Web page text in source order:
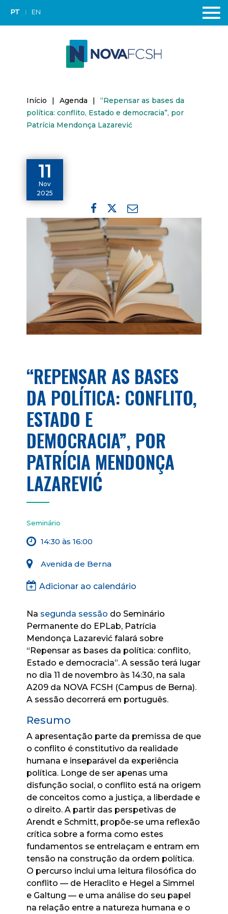
PT EN
Início | Agenda |
“Repensar as bases da
política: conflito, Estado e democracia”, por
Patrícia Mendonça Lazarević
11
Nov
2025
“REPENSAR AS BASES
DA POLÍTICA: CONFLITO,
ESTADO E
DEMOCRACIA”, POR
PATRÍCIA MENDONÇA
LAZAREVIĆ
Seminário
14:30 às 16:00
Avenida de Berna
Adicionar ao calendário
Na segunda sessão do Seminário
Permanente do EPLab, Patrícia
Mendonça Lazarević falará sobre
“Repensar as bases da política: conflito,
Estado e democracia”. A sessão terá lugar
no dia 11 de novembro às 14:30, na sala
A209 da NOVA FCSH (Campus de Berna).
A sessão decorrerá em português.
Resumo
A apresentação parte da premissa de que
o conflito é constitutivo da realidade
humana e inseparável da experiência
política. Longe de ser apenas uma
disfunção social, o conflito está na origem
de conceitos como a justiça, a liberdade e
o direito. A partir das perspetivas de
Arendt e Schmitt, propõe-se uma reflexão
crítica sobre a forma como estes
fundamentos se entrelaçam e entram em
tensão na construção da ordem política.
O percurso inclui uma leitura filosófica do
conflito — de Heraclito e Hegel a Simmel
e Galtung — e uma análise do seu papel
na relação entre a natureza humana e o